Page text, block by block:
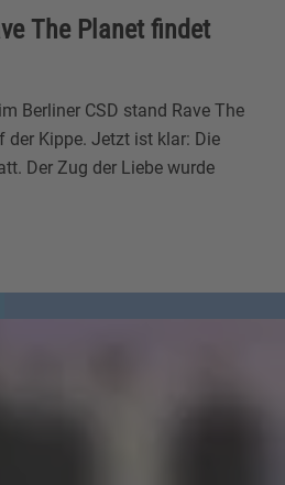
The Planet findet
Berliner CSD stand Rave The
der Kippe. Jetzt ist klar: Die
Der Zug der Liebe wurde